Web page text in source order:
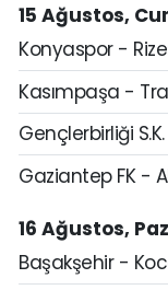
15 Ağustos,
Konyaspor -
Kasımpaşa -
Gençlerbirliği
Gaziantep FK -
16 Ağustos,
Başakşehir -